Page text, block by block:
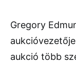
Gregory
aukció több